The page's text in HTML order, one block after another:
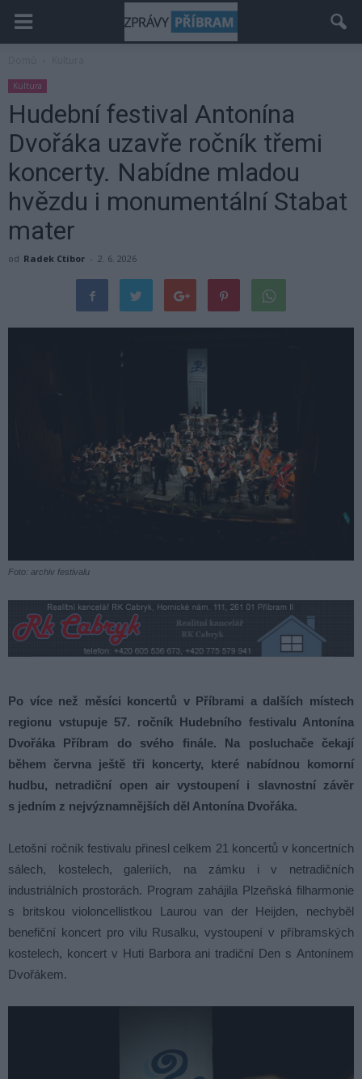
Kultura
Hudební festival Antonína
Dvořáka uzavře ročník třemi
koncerty. Nabídne mladou
hvězdu i monumentální Stabat
mater
od Radek Ctibor - 2. 6. 2026
Foto: archiv festivalu
Po více než měsíci koncertů v Příbrami a dalších místech
regionu vstupuje 57. ročník Hudebního festivalu Antonína
Dvořáka Příbram do svého finále. Na posluchače čekají
během června ještě tři koncerty, které nabídnou komorní
hudbu, netradiční open air vystoupení i slavnostní závěr
s jedním z nejvýznamnějších děl Antonína Dvořáka.
Letošní ročník festivalu přinesl celkem 21 koncertů v koncertních
sálech, kostelech, galeriích, na zámku i v netradičních
industriálních prostorách. Program zahájila Plzeňská filharmonie
s britskou violoncellistkou Laurou van der Heijden, nechyběl
benefiční koncert pro vilu Rusalku, vystoupení v příbramských
kostelech, koncert v Huti Barbora ani tradiční Den s Antonínem
Dvořákem.